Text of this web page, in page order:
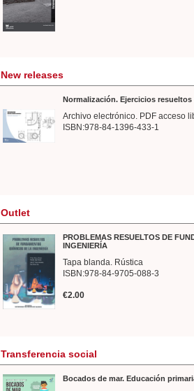
New releases
Normalización. Ejercicios
Archivo electrónico. PDF acceso
ISBN:978-84-1396-433-1
Outlet
PROBLEMAS RESUELTOS DE
INGENIERÍA
Tapa blanda. Rústica
ISBN:978-84-9705-088-3
€2.00
Transferencia social
Bocados de mar. Educación